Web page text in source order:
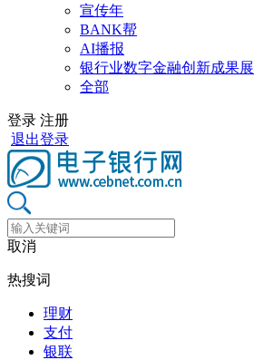
宣传年
BANK帮
AI播报
银行业数字金融创新成果展
全部
登录 注册
退出登录
取消
热搜词
理财
支付
银联